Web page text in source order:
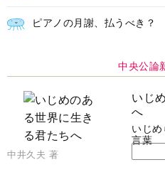
ピアノの月謝、払うべき？
中央公論
いじ
へ
いじ
言葉
中井久夫 著